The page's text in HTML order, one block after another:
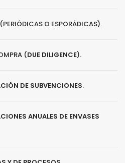
(PERIÓDICAS O ESPORÁDICAS).
(DUE DILIGENCE).
DE SUBVENCIONES.
ANUALES DE ENVASES